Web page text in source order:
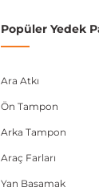
Popüler Yedek
Ara Atkı
Ön Tampon
Arka Tampon
Araç Farları
Yan Basamak